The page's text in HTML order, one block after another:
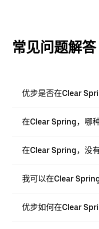
常见问题解答
优步是否在Clear
在Clear Spring，哪
在Clear Spring，没
我可以在Clear
优步如何在Clear